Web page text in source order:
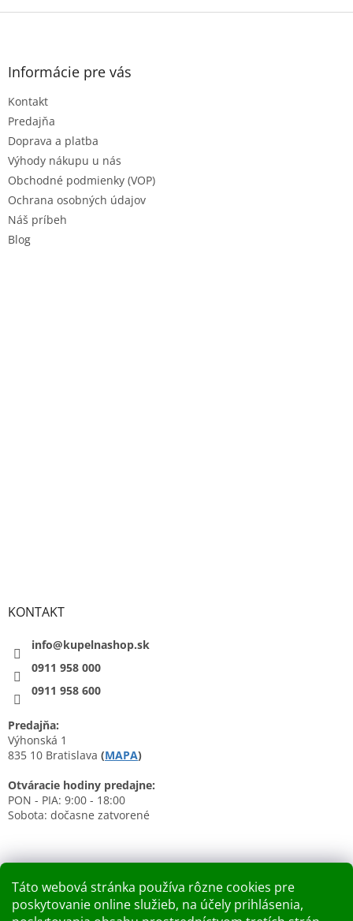
Táto webová stránka používa rôzne cookies pre
poskytovanie online služieb, na účely prihlásenia,
Z
Informácie pre vás
Kontakt
Predajňa
Doprava a platba
Výhody nákupu u nás
Obchodné podmienky (VOP)
Ochrana osobných údajov
Náš príbeh
Blog
KONTAKT
info@kupelnashop.sk
0911 958 000
0911 958 600
Predajňa:
Výhonská 1
835 10 Bratislava (MAPA)
Otváracie hodiny predajne:
PON - PIA: 9:00 - 18:00
Sobota: dočasne zatvorené
Nákupný košík